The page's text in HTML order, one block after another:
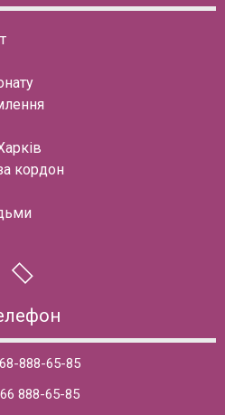
кордон
888-65-85
888-65-85